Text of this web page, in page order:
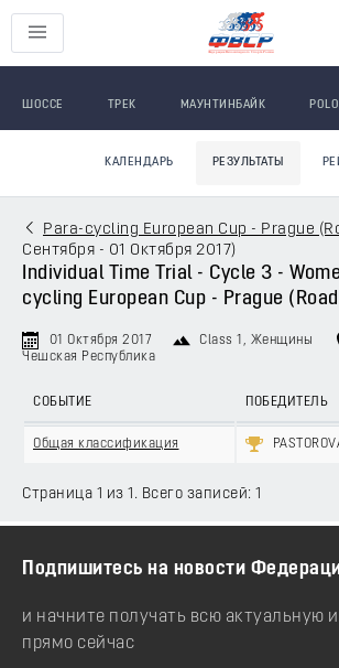
ШОССЕ ТРЕК МАУНТИНБАЙК
КАЛЕНДАРЬ РЕЗУЛЬТАТЫ
Para-cycling European Cup - Prague
Сентября - 01 Октября 2017)
Individual Time Trial - Cycle 3 -
cycling European Cup - Prague
01 Октября 2017 Class 1 , Женщины
Чешская Республика
СОБЫТИЕ ПОБЕДИТЕЛЬ
Общая классификация
Страница 1 из 1. Всего записей: 1
Подпишитесь на новости
и начните получать всю актуальную
прямо сейчас